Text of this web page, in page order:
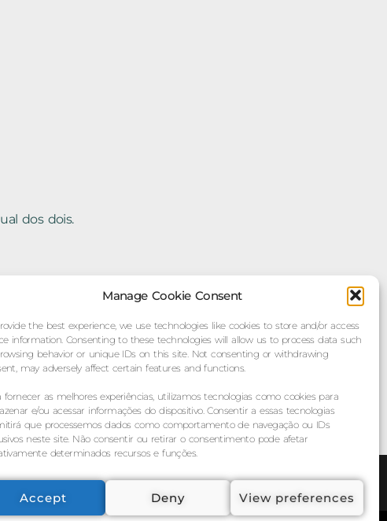
Manage Cookie Consent
the best experience, we use technologies like cookies to store and/or access
information. Consenting to these technologies will allow us to process data such
behavior or unique IDs on this site. Not consenting or withdrawing
may adversely affect certain features and functions.
fornecer as melhores experiências, utilizamos tecnologias como cookies para
e/ou acessar informações do dispositivo. Consentir a essas tecnologias
que processemos dados como comportamento de navegação ou IDs
neste site. Não consentir ou retirar o consentimento pode afetar
determinados recursos e funções.
Accept Deny View preferences
dos dois.
Education